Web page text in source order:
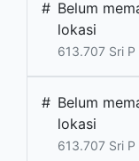
# Belum
lokasi
613.707 Sri P
# Belum
lokasi
613.707 Sri P